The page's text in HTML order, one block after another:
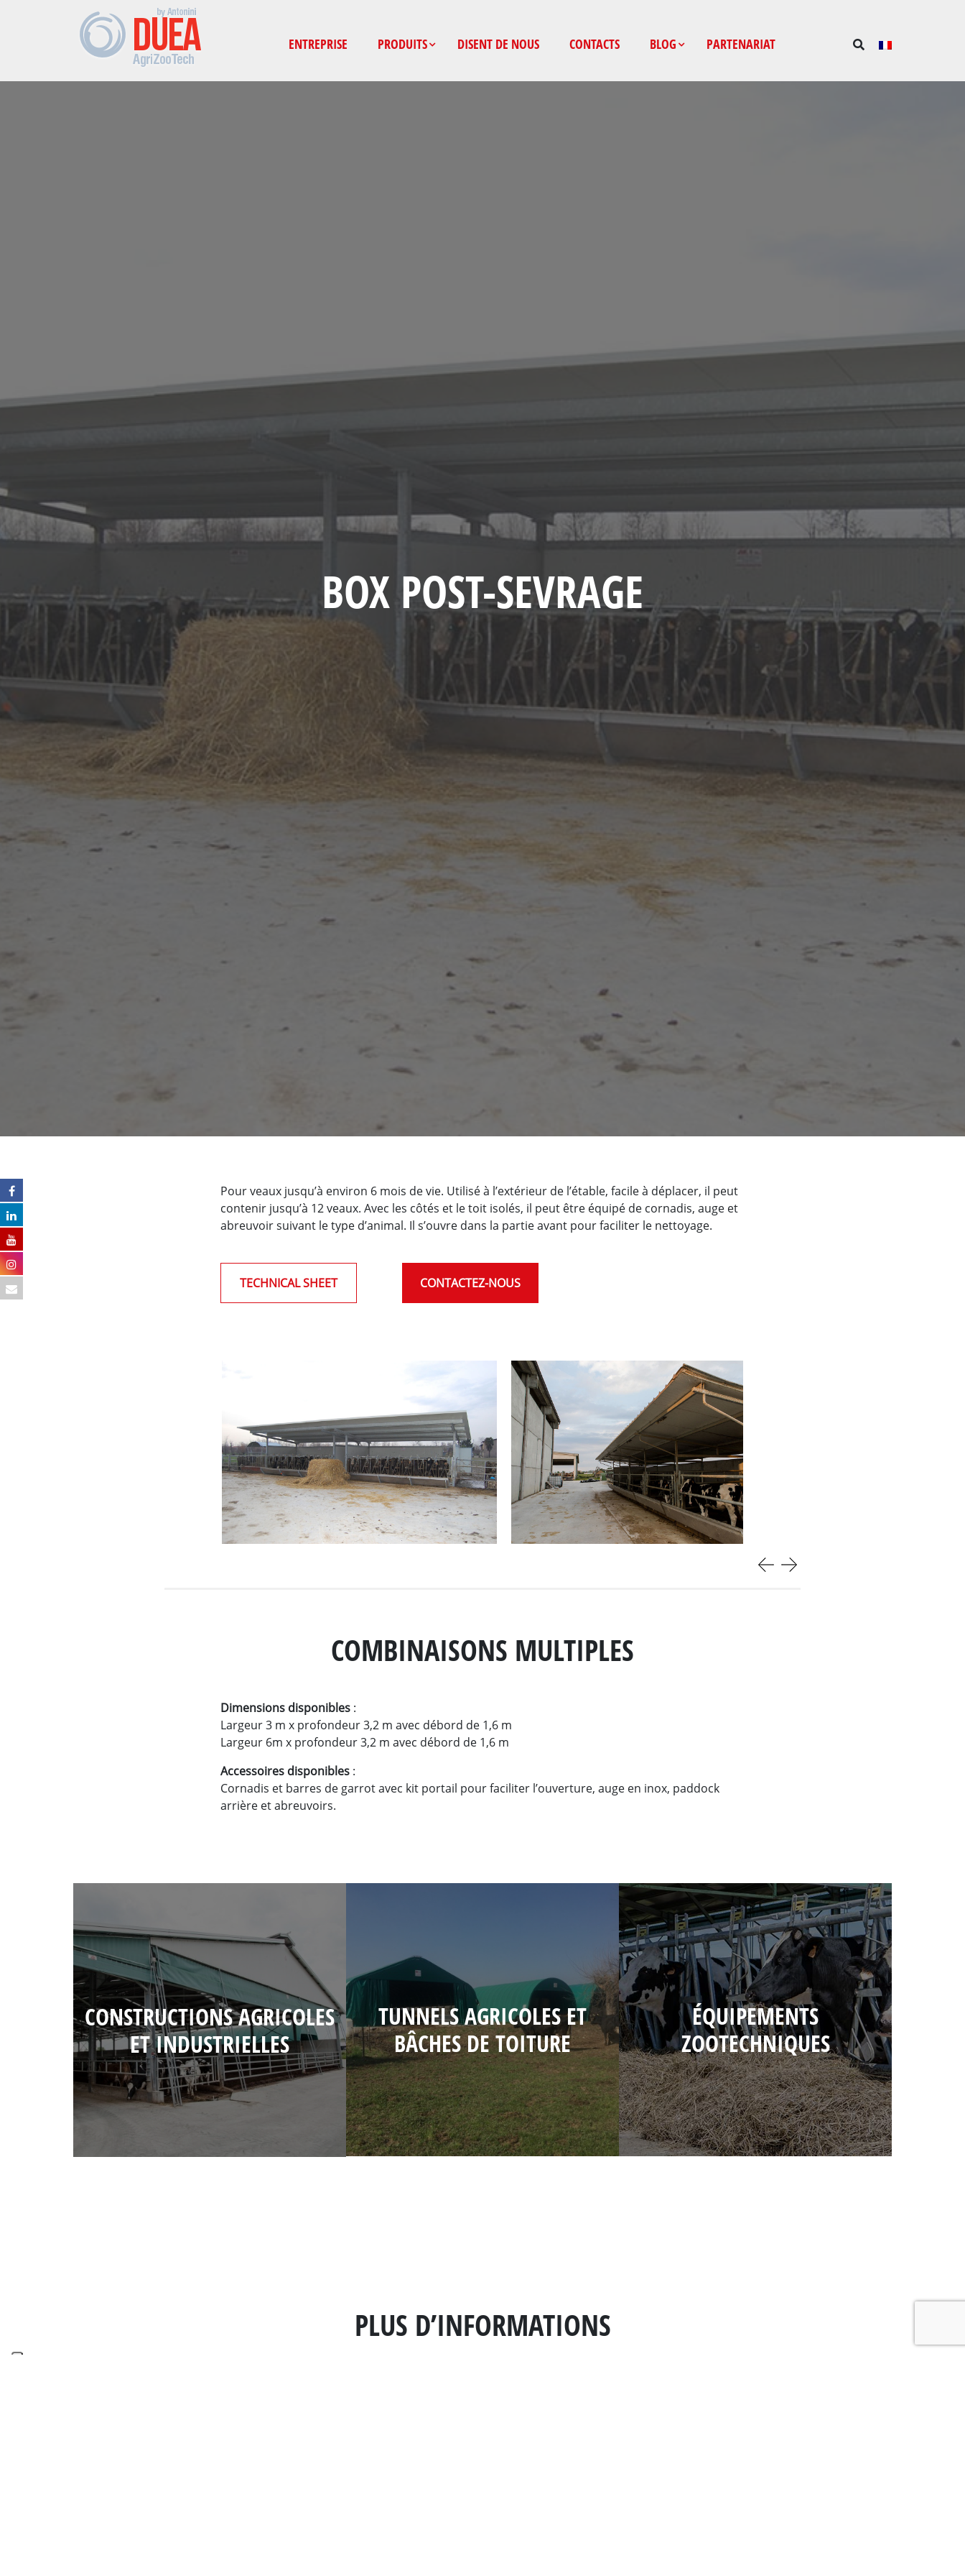
ENTREPRISE PRODUITS DISENT DE NOUS CONTACTS BLOG PARTENARIAT
BOX POST-SEVRAGE
Pour veaux jusqu’à environ 6 mois de vie. Utilisé à l’extérieur de l’étable, facile à déplacer, il peut
contenir jusqu’à 12 veaux. Avec les côtés et le toit isolés, il peut être équipé de cornadis, auge et
abreuvoir suivant le type d’animal. Il s’ouvre dans la partie avant pour faciliter le nettoyage.
TECHNICAL SHEET CONTACTEZ-NOUS
COMBINAISONS MULTIPLES
Dimensions disponibles :
Largeur 3 m x profondeur 3,2 m avec débord de 1,6 m
Largeur 6m x profondeur 3,2 m avec débord de 1,6 m
Accessoires disponibles :
Cornadis et barres de garrot avec kit portail pour faciliter l’ouverture, auge en inox, paddock
arrière et abreuvoirs.
CONSTRUCTIONS AGRICOLES
ET INDUSTRIELLES
TUNNELS AGRICOLES ET
BÂCHES DE TOITURE
ÉQUIPEMENTS
ZOOTECHNIQUES
PLUS D’INFORMATIONS